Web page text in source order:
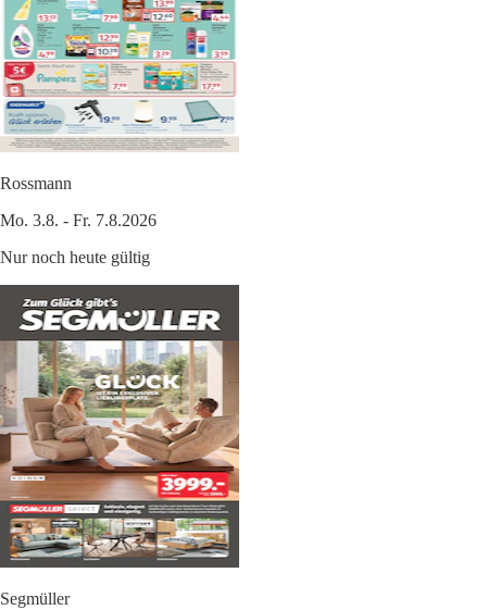
Rossmann
Mo. 3.8. - Fr. 7.8.2026
Nur noch heute gültig
Segmüller